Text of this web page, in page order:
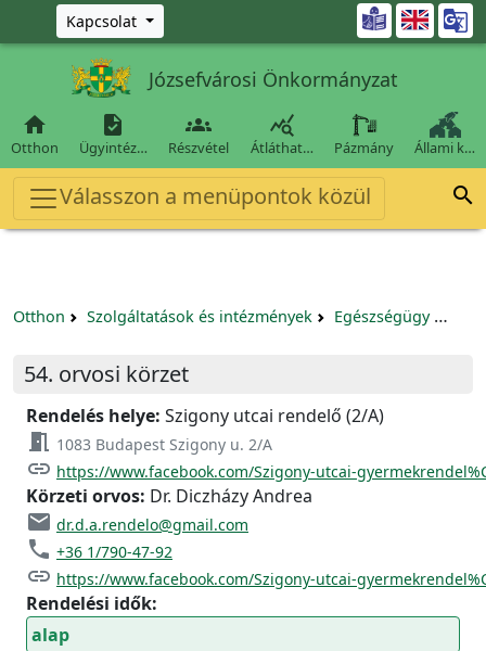
Ugrás a fő tartalomra
Kapcsolat 
Józsefvárosi Önkormányzat

Otthon

Ügyintéz…

Részvétel

Átláthat… Pázmány Állami k…
Válasszon a menüpontok közül 
Otthon Szolgáltatások és intézmények Egészségügy
54. orvosi körzet
Rendelés helye: Szigony utcai rendelő (2/A)
meeting_room 1083 Budapest Szigony u. 2/A
link https://www.facebook.com/Szigony-utcai-
Körzeti orvos: Dr. Diczházy Andrea
email dr.d.a.rendelo@gmail.com
phone +36 1/790-47-92
link https://www.facebook.com/Szigony-utcai-
Rendelési idők:
alap